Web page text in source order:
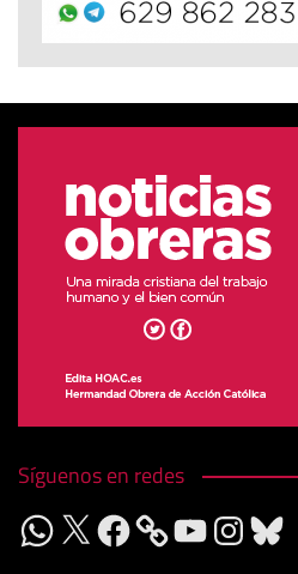
Síguenos en redes
WhatsApp
X Facebook YouTubeInstagram
Bluesky